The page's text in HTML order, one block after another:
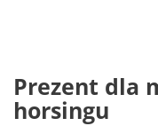
Prezent dla
horsingu